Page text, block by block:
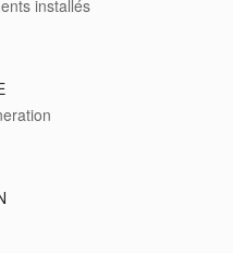
installés